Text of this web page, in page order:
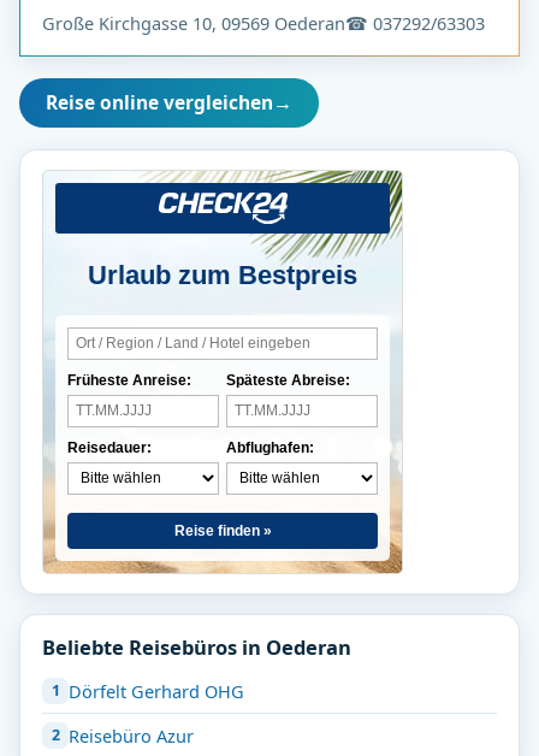
Große Kirchgasse 10, 09569 Oederan☎ 037292/63303
Reise online vergleichen→
Urlaub zum Bestpreis
Früheste Anreise:
Reisedauer:
Späteste Abreise:
Abflughafen:
Reise finden »
Beliebte Reisebüros in Oederan
Dörfelt Gerhard OHG
Reisebüro Azur